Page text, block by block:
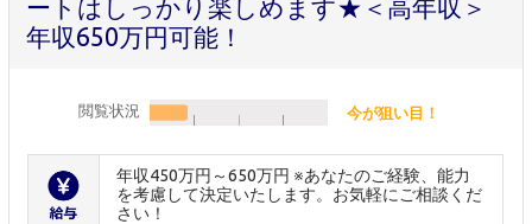
ートはしっかり楽しめます★＜高年収＞
年収650万円可能！
閲覧状況 今が狙い目！
年収450万円～650万円 ※あなたのご経験、能力
を考慮して決定いたします。お気軽にご相談くだ
さい！